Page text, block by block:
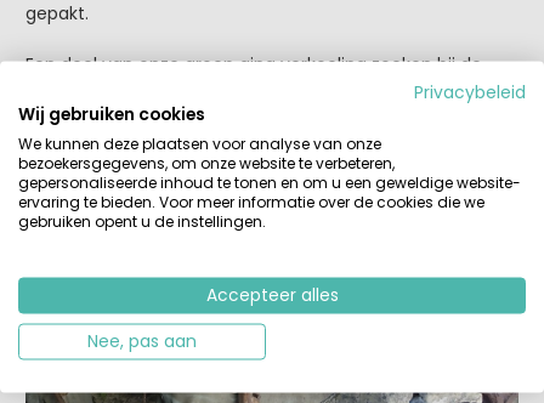
gepakt.
Een deel van onze groep ging verkoeling zoeken bij de
onderste waterval om te zwemmen. Wij bezochten met
onze gids het Ethno museum en Oude tijden herleefden.
We bezochten o.a. een oude smid, oude authentieke
weefgetouwen en een oude wasserij.
Privacybeleid
Wij gebruiken cookies
We kunnen deze plaatsen voor analyse van onze
bezoekersgegevens, om onze website te verbeteren,
gepersonaliseerde inhoud te tonen en om u een geweldige website-
ervaring te bieden. Voor meer informatie over de cookies die we
gebruiken opent u de instellingen.
Accepteer alles
Nee, pas aan